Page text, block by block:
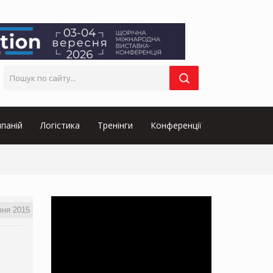
Логістика Тренінги Конференції
2015